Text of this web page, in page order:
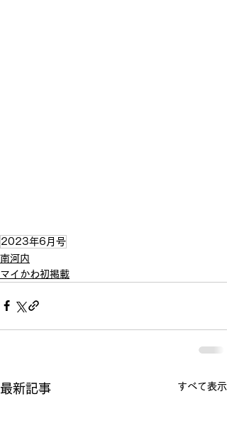
2023年6月号
南河内
マイかわ初掲載
最新記事 すべて表示